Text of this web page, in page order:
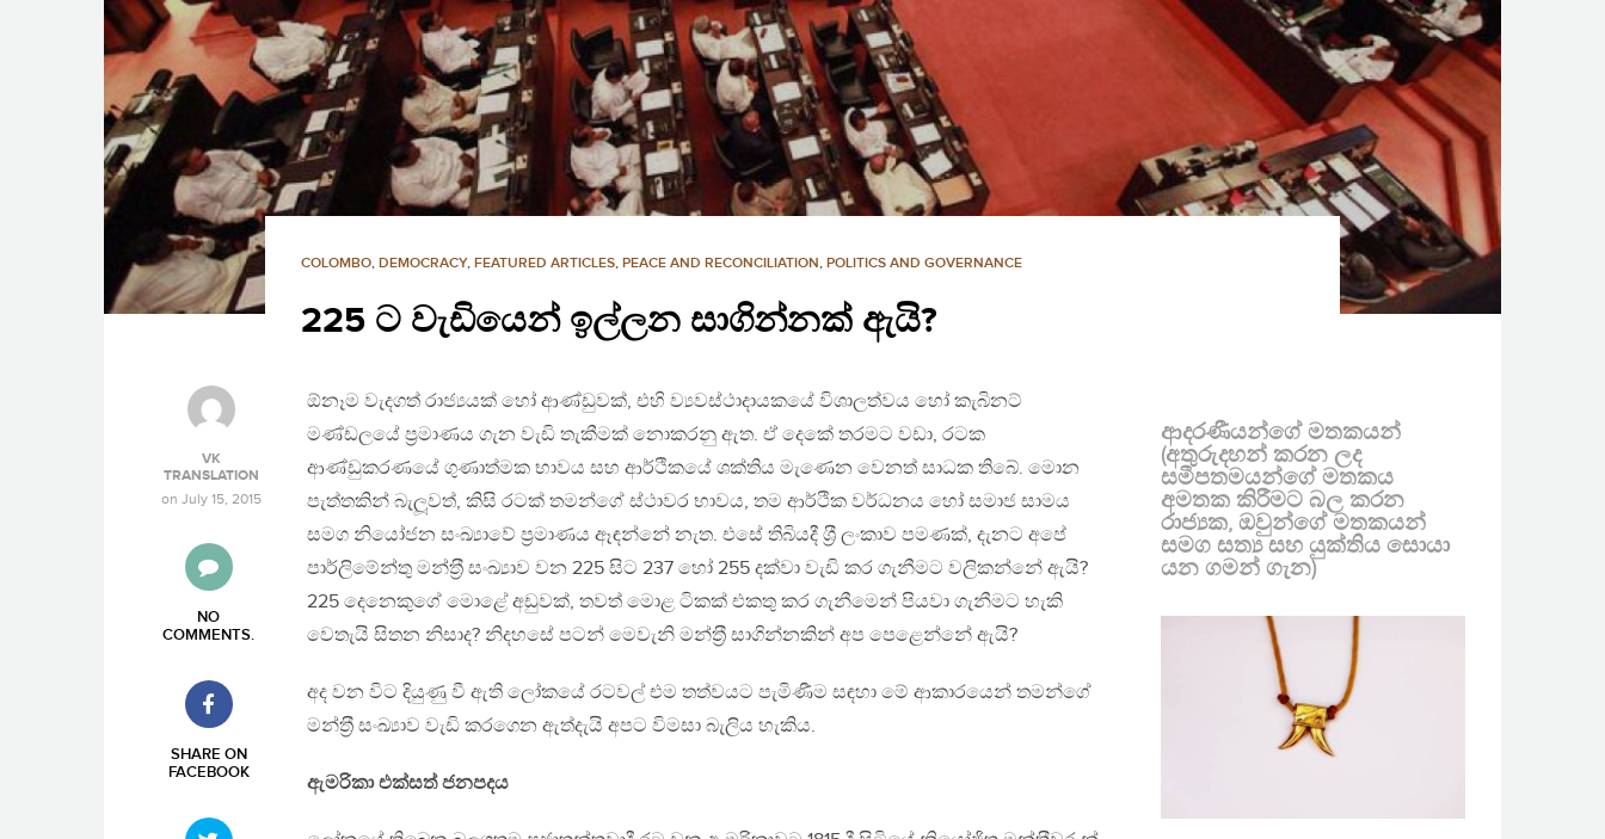
COLOMBO, DEMOCRACY, FEATURED ARTICLES, PEACE AND RECONCILIATION, POLITICS AND GOVERNANCE
225 ට වැඩියෙන් ඉල්ලන සාගින්නක් ඇයි?
VK
TRANSLATION
on July 15, 2015
NO
COMMENTS.
SHARE ON
FACEBOOK
ඕනෑම වැදගත් රාජ්‍යයක් හෝ ආණ්ඩුවක්, එහි ව්‍යවස්ථාදායකයේ විශාලත්වය හෝ කැබිනට්
මණ්ඩලයේ ප‍්‍රමාණය ගැන වැඩි තැකීමක් නොකරනු ඇත. ඒ දෙකේ තරමට වඩා, රටක
ආණ්ඩුකරණයේ ගුණාත්මක භාවය සහ ආර්ථිකයේ ශක්තිය මැණෙන වෙනත් සාධක තිබේ. මොන
පැත්තකින් බැලූවත්, කිසි රටක් තමන්ගේ ස්ථාවර භාවය, තම ආර්ථික වර්ධනය හෝ සමාජ සාමය
සමග නියෝජන සංඛ්‍යාවේ ප‍්‍රමාණය ඈඳන්නේ නැත. එසේ තිබියදී ශ‍්‍රී ලංකාව පමණක්, දැනට අපේ
පාර්ලිමේන්තු මන්ත‍්‍රී සංඛ්‍යාව වන 225 සිට 237 හෝ 255 දක්වා වැඩි කර ගැනීමට වලිකන්නේ ඇයි?
225 දෙනෙකුගේ මොළේ අඩුවක්, තවත් මොළ ටිකක් එකතු කර ගැනීමෙන් පියවා ගැනීමට හැකි
වෙතැයි සිතන නිසාද? නිදහසේ පටන් මෙවැනි මන්ත‍්‍රී සාගින්නකින් අප පෙළෙන්නේ ඇයි?
අද වන විට දියුණු වී ඇති ලෝකයේ රටවල් එම තත්වයට පැමිණීම සඳහා මේ ආකාරයෙන් තමන්ගේ
මන්ත‍්‍රී සංඛ්‍යාව වැඩි කරගෙන ඇත්දැයි අපට විමසා බැලිය හැකිය.
ඇමරිකා එක්සත් ජනපදය
ආදරණීයන්ගේ මතකයන්
(අතුරුදහන් කරන ලද
සමීපතමයන්ගේ මතකය
අමතක කිරීමට බල කරන
රාජ්‍යක, ඔවුන්ගේ මතකයන්
සමග සත්‍ය සහ යුක්තිය සොයා
යන ගමන් ගැන)